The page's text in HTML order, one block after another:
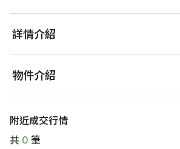
詳情介紹
物件介紹
附近成交行情
共 0 筆